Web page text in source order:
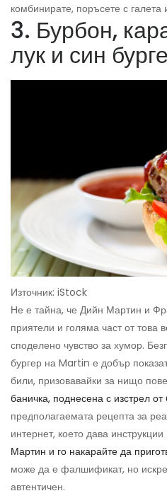
комбинирате, поръсете с галета
3. Бурбон,
лук и син
Източник: iStock
Не е тайна, че Дийн Мартин и
приятели и голяма част от това
споделено чувство за хумор.
бургер на Martin е добър
били, призовавайки за нищо
баничка, поднесена с изстрел
предполагаемата рецепта за
интернет, което дава
Мартин и го накарайте да
може да е фалшификат, но
автентичен.